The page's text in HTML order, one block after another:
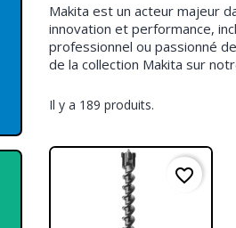
Makita est un acteur majeur
innovation et performance,
professionnel ou passionné
de la collection Makita sur
Il y a 189 produits.
favorite_border